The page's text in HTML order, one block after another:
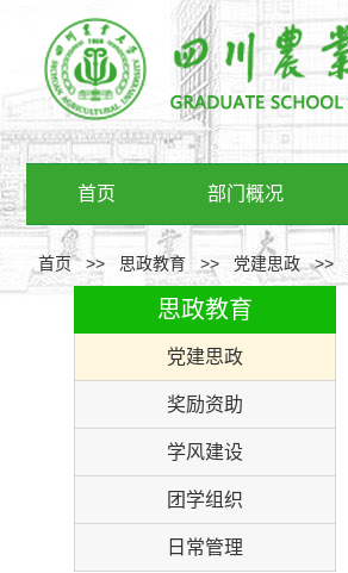
首页 部门概况
首页>> 思政教育 >> 党建思政 >>
思政教育
党建思政
奖励资助
学风建设
团学组织
日常管理